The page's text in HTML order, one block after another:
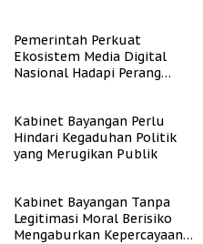
Pemerintah Perkuat
Ekosistem Media Digital
Nasional Hadapi Perang
Kabinet Bayangan Perlu
Hindari Kegaduhan Politik
yang Merugikan Publik
Kabinet Bayangan Tanpa
Legitimasi Moral Berisiko
Mengaburkan Kepercayaan